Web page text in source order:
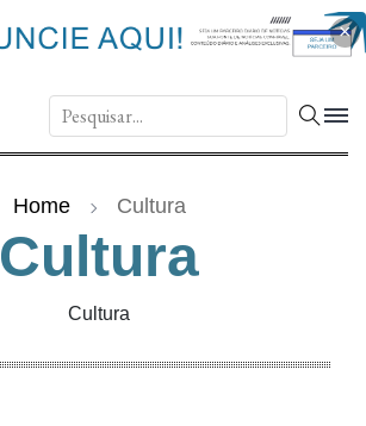
×
DN.
Home Cultura
Cultura
Cultura